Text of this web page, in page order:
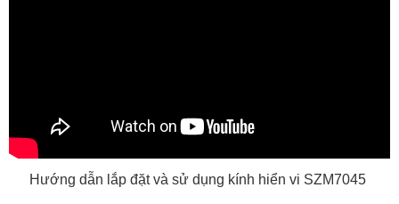
Hướng dẫn lắp đặt và sử dụng kính hiển vi SZM7045